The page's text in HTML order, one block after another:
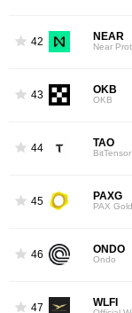
42 NEAR
Near
43 OKB
OKB
44 TAO
BitTensor
45 PAXG
PAX Gold
46 ONDO
Ondo
47 WLFI